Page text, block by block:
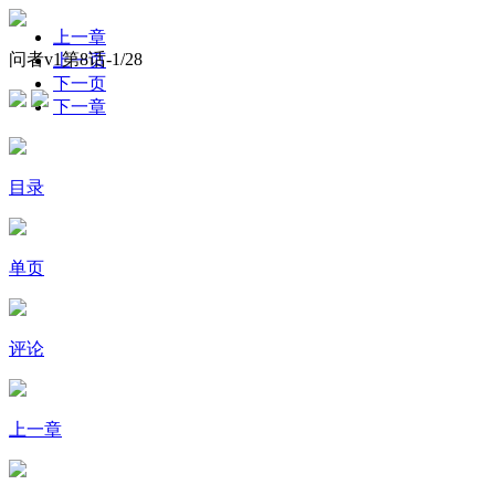
问者v1第8话-1/28
上一章
上一页
下一页
下一章
目录
单页
评论
上一章